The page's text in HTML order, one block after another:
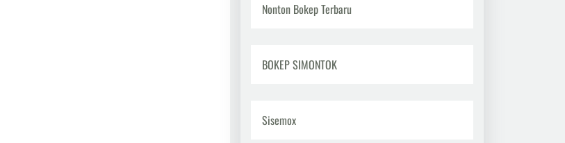
Nonton Bokep Terbaru
BOKEP SIMONTOK
Sisemox